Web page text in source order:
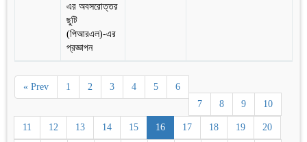
এর অবসরোত্তর
ছুটি
(পিআরএল)-এর
প্রজ্ঞাপন
« Prev 1 2 3 4 5
6
7
8 9 10
11 12 13 14 15 16 17 18 19 20